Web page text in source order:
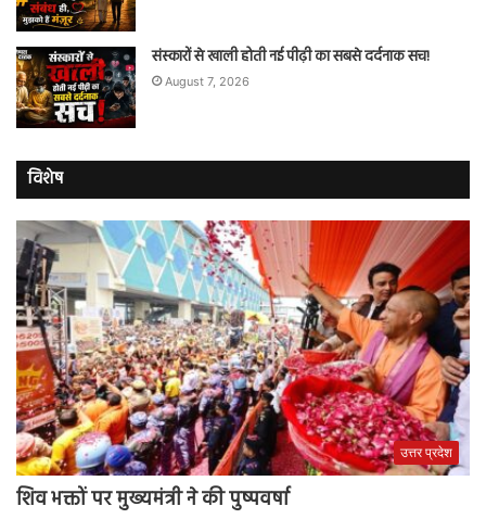
संस्कारों से खाली होती नई पीढ़ी का सबसे दर्दनाक सच!
August 7, 2026
विशेष
उत्तर प्रदेश
शिव भक्तों पर मुख्यमंत्री ने की पुष्पवर्षा